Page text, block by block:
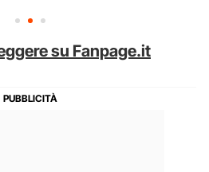
su Fanpage.it